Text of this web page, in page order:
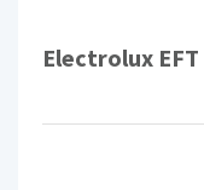
Electrolux EFT